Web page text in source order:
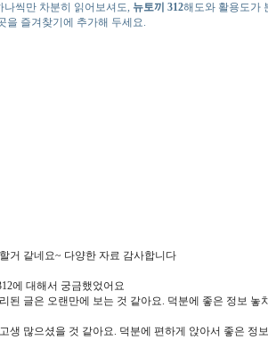
나씩만 차분히 읽어보셔도, 뉴토끼 312해도와 활용도가
을 즐겨찾기에 추가해 두세요.
거 같네요~ 다양한 자료 감사합니다
에 대해서 궁금했었어요
된 글은 오랜만에 보는 것 같아요. 덕분에 좋은 정보 놓
생 많으셨을 것 같아요. 덕분에 편하게 앉아서 좋은 정